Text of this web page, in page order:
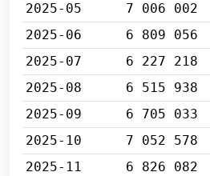
2025-05
7 006 002
2025-06
6 809 056
2025-07
6 227 218
2025-08
6 515 938
2025-09
6 705 033
2025-10
7 052 578
2025-11
6 826 082